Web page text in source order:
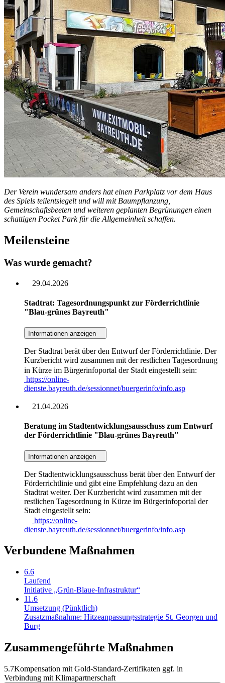
Der Verein wundersam anders hat einen Parkplatz vor dem Haus
des Spiels teilentsiegelt und will mit Baumpflanzung,
Gemeinschaftsbeeten und weiteren geplanten Begrünungen einen
schattigen Pocket Park für die Allgemeinheit schaffen.
Meilensteine
Was wurde gemacht?
29.04.2026
Stadtrat: Tagesordnungspunkt zur Förderrichtlinie
"Blau-grünes Bayreuth"
Informationen anzeigen
Der Stadtrat berät über den Entwurf der Förderrichtlinie. Der
Kurzbericht wird zusammen mit der restlichen Tagesordnung
in Kürze im Bürgerinfoportal der Stadt eingestellt sein:
https://online-
dienste.bayreuth.de/sessionnet/buergerinfo/info.asp
21.04.2026
Beratung im Stadtentwicklungsausschuss zum Entwurf
der Förderrichtlinie "Blau-grünes Bayreuth"
Informationen anzeigen
Der Stadtentwicklungsausschuss berät über den Entwurf der
Förderrichtlinie und gibt eine Empfehlung dazu an den
Stadtrat weiter. Der Kurzbericht wird zusammen mit der
restlichen Tagesordnung in Kürze im Bürgerinfoportal der
Stadt eingestellt sein:
https://online-
dienste.bayreuth.de/sessionnet/buergerinfo/info.asp
Verbundene Maßnahmen
6.6
Laufend
Initiative „Grün-Blaue-Infrastruktur“
11.6
Umsetzung (Pünktlich)
Zusatzmaßnahme: Hitzeanpassungsstrategie St. Georgen und
Burg
Zusammengeführte Maßnahmen
5.7Kompensation mit Gold-Standard-Zertifikaten ggf. in
Verbindung mit Klimapartnerschaft